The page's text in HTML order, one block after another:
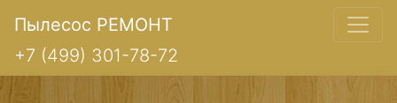
Пылесос РЕМОНТ
+7 (499) 301-78-72